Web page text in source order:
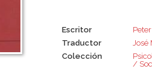
Escritor
Traductor
José
Colección
/